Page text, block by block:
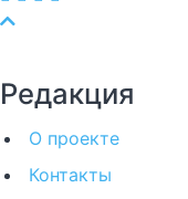
Редакция
О проекте
Контакты